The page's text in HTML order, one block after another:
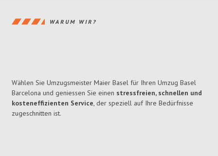
WARUM WIR?
Wählen Sie Umzugsmeister Maier Basel für Ihren Umzug Basel
Barcelona und geniessen Sie einen stressfreien, schnellen und
kosteneffizienten Service, der speziell auf Ihre Bedürfnisse
zugeschnitten ist.